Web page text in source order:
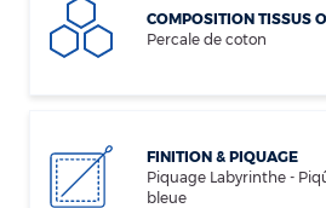
COMPOSITION TISSUS
Percale de coton
FINITION & PIQUAGE
Piquage Labyrinthe -
bleue